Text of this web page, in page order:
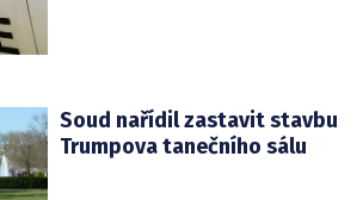
Soud nařídil zastavit stavbu
Trumpova tanečního sálu